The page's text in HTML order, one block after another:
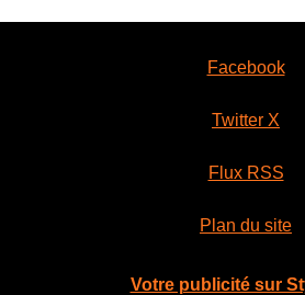
Facebook
Twitter X
Flux RSS
Plan du site
Votre publicité sur